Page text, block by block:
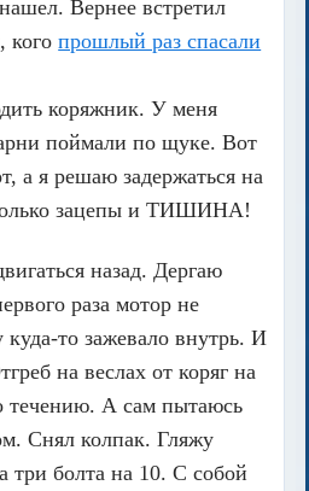
Вернее встретил
когопрошлый раз спасали
коряжник. У меня
поймали по щуке. Вот
а я решаю задержаться на
зацепы и ТИШИНА!
назад. Дергаю
раза мотор не
куда-то зажевало внутрь. И
на веслах от коряг на
течению. А сам пытаюсь
Снял колпак. Гляжу
три болта на 10. С собой